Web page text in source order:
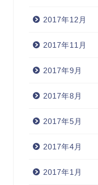
2017年12月
2017年11月
2017年9月
2017年8月
2017年5月
2017年4月
2017年1月